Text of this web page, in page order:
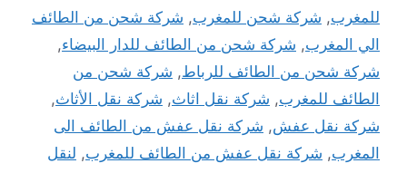
للمغرب, شركة شحن للمغرب, شركة شحن من الطائف
الي المغرب, شركة شحن من الطائف للدار البيضاء,
شركة شحن من الطائف للرباط, شركة شحن من
الطائف للمغرب, شركة نقل اثاث, شركة نقل الأثاث,
شركة نقل عفش, شركة نقل عفش من الطائف الى
المغرب, شركة نقل عفش من الطائف للمغرب, لنقل